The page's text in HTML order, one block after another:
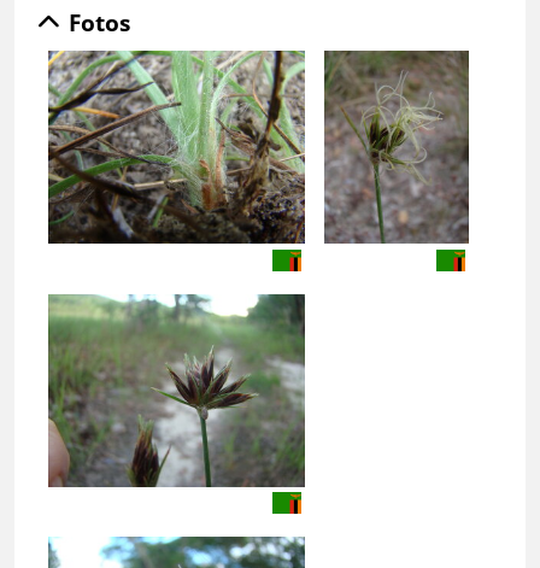
Fotos